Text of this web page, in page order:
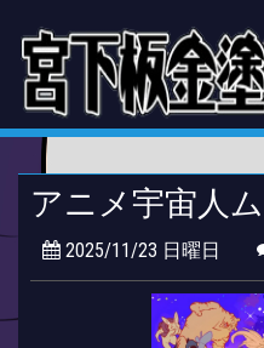
content
アニメ宇宙人
2025/11/23 日曜日